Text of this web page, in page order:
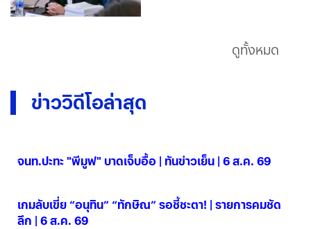
ดูทั้งหมด
ข่าววิดีโอล่าสุด
จนท.ปะทะ "พีมูฟ" บาดเจ็บอื้อ | ทันข่าวเย็น | 6 ส.ค. 69
เกมลับเขี่ย “อนุทิน” “ทักษิณ” รอชี้ชะตา! | รายการคมชัด
ลึก | 6 ส.ค. 69